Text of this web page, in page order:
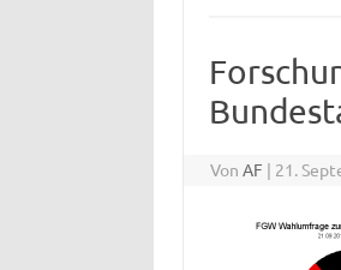
VonAF | 21.